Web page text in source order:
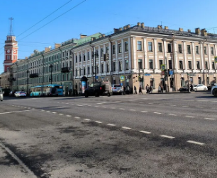
плитки до гарантии на два года: на
тротуары и возьмутся за трамвайные